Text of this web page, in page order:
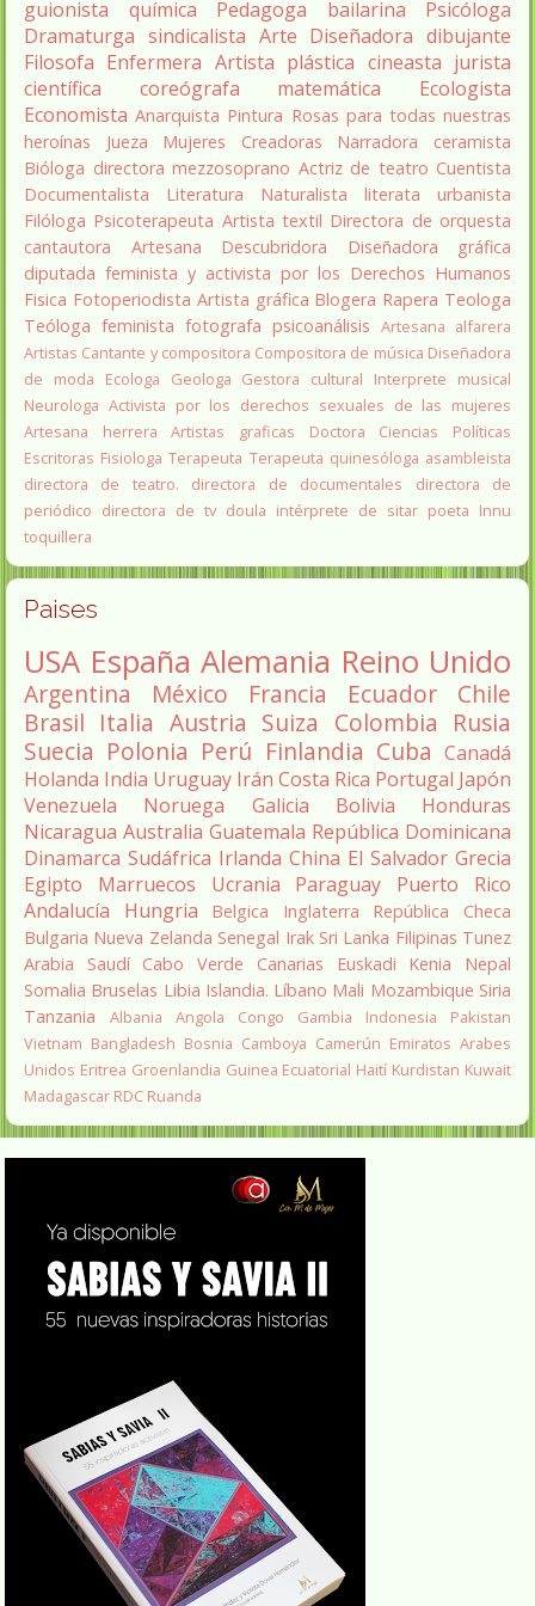
guionista química Pedagoga bailarina
Psicóloga
Dramaturga sindicalista Arte Diseñadora dibujante
Filosofa Enfermera Artista plástica cineasta jurista
científica
coreógrafa matemática
Ecologista
Economista Anarquista Pintura Rosas para todas nuestras
heroínas
Jueza Mujeres Creadoras Narradora
ceramista
Bióloga directora mezzosoprano Actriz de teatro Cuentista
Documentalista
Literatura Naturalista literata
urbanista
Filóloga Psicoterapeuta Artista textil Directora de orquesta
cantautora
Artesana Descubridora
Diseñadora gráfica
diputada feminista y activista por los Derechos Humanos
Fisica Fotoperiodista Artista gráfica Blogera Rapera Teologa
Teóloga feminista fotografa psicoanálisis Artesana alfarera
Artistas Cantante y compositora Compositora de música Diseñadora
de moda
Ecologa Geologa Gestora cultural
Interprete musical
Neurologa Activista por los derechos sexuales de las mujeres
Artesana herrera
Artistas graficas
Doctora Ciencias Políticas
Escritoras Fisiologa Terapeuta Terapeuta quinesóloga asambleista
directora de teatro.
directora de documentales
directora de
periódico directora de tv doula intérprete de sitar poeta Innu
toquillera
Paises
USA España Alemania Reino Unido
Argentina México Francia Ecuador
Chile
Brasil Italia Austria Suiza Colombia Rusia
Suecia Polonia Perú Finlandia Cuba Canadá
Holanda India Uruguay Irán Costa Rica Portugal Japón
Venezuela
Noruega Galicia Bolivia
Honduras
Nicaragua Australia Guatemala República Dominicana
Dinamarca Sudáfrica Irlanda China El Salvador Grecia
Egipto
Marruecos Ucrania Paraguay
Puerto Rico
Andalucía
Hungria Belgica Inglaterra
República Checa
Bulgaria Nueva Zelanda Senegal Irak Sri Lanka Filipinas Tunez
Arabia Saudí Cabo Verde Canarias Euskadi Kenia
Nepal
Somalia Bruselas Libia Islandia. Líbano Mali Mozambique Siria
Tanzania
Albania Angola Congo Gambia Indonesia
Pakistan
Vietnam Bangladesh Bosnia Camboya Camerún Emiratos Arabes
Unidos Eritrea Groenlandia Guinea Ecuatorial Haití Kurdistan Kuwait
Madagascar RDC Ruanda